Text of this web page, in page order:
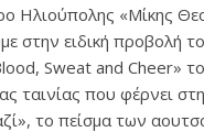
Ηλιούπολης «Μίκης
στην ειδική προβολή
Sweat and Cheer»
ταινίας που φέρνει
το πείσμα των